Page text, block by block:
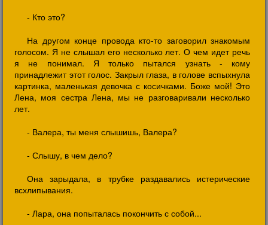
- Кто это?
На другом конце провода кто-то заговорил знакомым
голосом. Я не слышал его несколько лет. О чем идет речь
я не понимал. Я только пытался узнать - кому
принадлежит этот голос. Закрыл глаза, в голове вспыхнула
картинка, маленькая девочка с косичками. Боже мой! Это
Лена, моя сестра Лена, мы не разговаривали несколько
лет.
- Валера, ты меня слышишь, Валера?
- Слышу, в чем дело?
Она зарыдала, в трубке раздавались истерические
всхлипывания.
- Лара, она попыталась покончить с собой...